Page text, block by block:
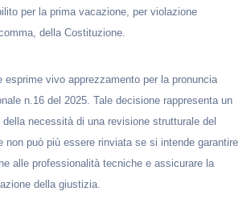
per la prima vacazione, per violazione
della Costituzione.
esprime vivo apprezzamento per la pronuncia
n.16 del 2025. Tale decisione rappresenta un
necessità di una revisione strutturale del
non può più essere rinviata se si intende garantire
alle professionalità tecniche e assicurare la
della giustizia.